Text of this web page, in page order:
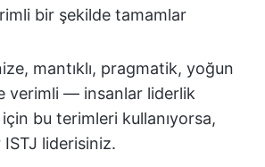
bir şekilde tamamlar
mantıklı, pragmatik, yoğun
verimli — insanlar liderlik
için bu terimleri kullanıyorsa,
liderisiniz.